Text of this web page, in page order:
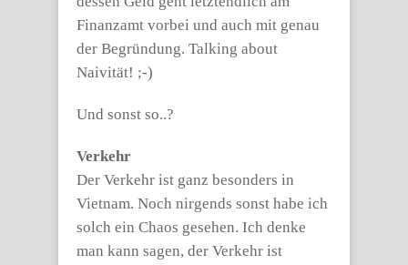
Finanzamt vorbei und auch mit genau
der Begründung. Talking about
Naivität! ;-)
Und sonst so..?
Verkehr
Der Verkehr ist ganz besonders in
Vietnam. Noch nirgends sonst habe ich
solch ein Chaos gesehen. Ich denke
man kann sagen, der Verkehr ist